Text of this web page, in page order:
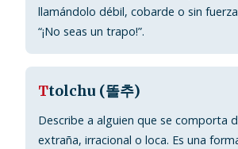
llamándolo débil, cobarde o sin
“¡No seas un trapo!”.
Ttolchu (똘추)
Describe a alguien que se comporta
extraña, irracional o loca. Es una